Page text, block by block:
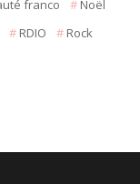
franco
Noël
RDIO
Rock